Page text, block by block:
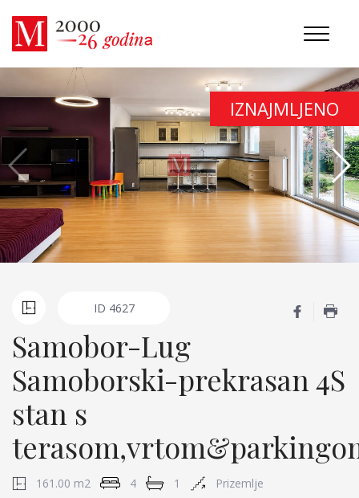
IZNAJMLJENO
ID 4627
Samobor-Lug
Samoborski-prekrasan 4S
stan s
161.00 m2 4 1 Prizemlje